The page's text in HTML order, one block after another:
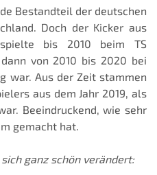
Bestandteil der deutschen
Doch der Kicker aus
bis 2010 beim TS
von 2010 bis 2020 bei
war. Aus der Zeit stammen
aus dem Jahr 2019, als
Beeindruckend, wie sehr
gemacht hat.
ganz schön verändert: